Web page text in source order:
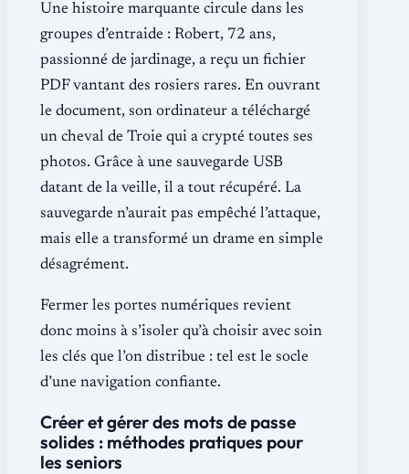
Une histoire marquante circule dans les
groupes d’entraide : Robert, 72 ans,
passionné de jardinage, a reçu un fichier
PDF vantant des rosiers rares. En ouvrant
le document, son ordinateur a téléchargé
un cheval de Troie qui a crypté toutes ses
photos. Grâce à une sauvegarde USB
datant de la veille, il a tout récupéré. La
sauvegarde n’aurait pas empêché l’attaque,
mais elle a transformé un drame en simple
désagrément.
Fermer les portes numériques revient
donc moins à s’isoler qu’à choisir avec soin
les clés que l’on distribue : tel est le socle
d’une navigation confiante.
Créer et gérer des mots de passe
solides : méthodes pratiques pour
les seniors